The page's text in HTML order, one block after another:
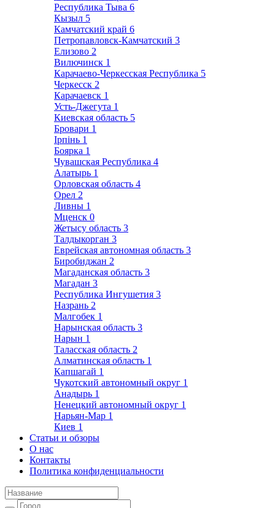
Республика Тыва 6
Кызыл 5
Камчатский край 6
Петропавловск-Камчатский 3
Елизово 2
Вилючинск 1
Карачаево-Черкесская Республика 5
Черкесск 2
Карачаевск 1
Усть-Джегута 1
Киевская область 5
Бровари 1
Ірпінь 1
Боярка 1
Чувашская Республика 4
Алатырь 1
Орловская область 4
Орел 2
Ливны 1
Мценск 0
Жетысу область 3
Талдыкорган 3
Еврейская автономная область 3
Биробиджан 2
Магаданская область 3
Магадан 3
Республика Ингушетия 3
Назрань 2
Малгобек 1
Нарынская область 3
Нарын 1
Таласская область 2
Алматинская область 1
Капшагай 1
Чукотский автономный округ 1
Анадырь 1
Ненецкий автономный округ 1
Нарьян-Мар 1
Киев 1
Статьи и обзоры
О нас
Контакты
Политика конфиденциальности